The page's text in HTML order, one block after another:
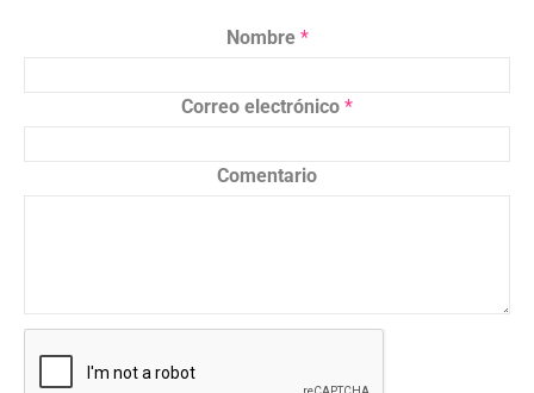
Nombre *
Correo electrónico *
Comentario